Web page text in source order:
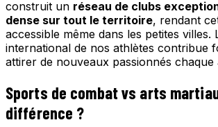
construit un réseau de clubs
dense sur tout le territoire, rendant
accessible même dans les petites villes.
international de nos athlètes contribue
attirer de nouveaux passionnés chaque
Sports de combat vs arts
différence ?